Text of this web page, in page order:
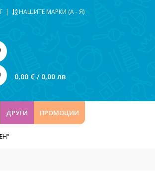
| НАШИТЕ МАРКИ (А - Я)
0,00 € / 0,00 лв
ДРУГИ ПРОМОЦИИ